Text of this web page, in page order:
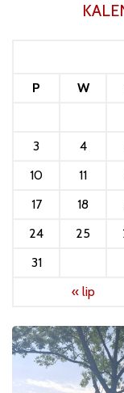
P W
3
4
10
11
17
18
24
25
31
« lip